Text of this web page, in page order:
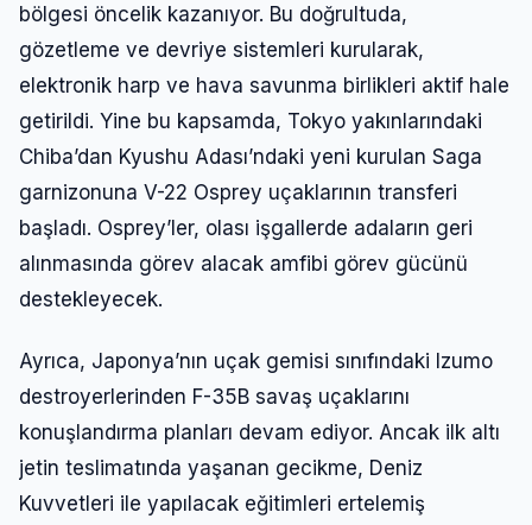
bölgesi öncelik kazanıyor. Bu doğrultuda,
gözetleme ve devriye sistemleri kurularak,
elektronik harp ve hava savunma birlikleri aktif hale
getirildi. Yine bu kapsamda, Tokyo yakınlarındaki
Chiba’dan Kyushu Adası’ndaki yeni kurulan Saga
garnizonuna V-22 Osprey uçaklarının transferi
başladı. Osprey’ler, olası işgallerde adaların geri
alınmasında görev alacak amfibi görev gücünü
destekleyecek.
Ayrıca, Japonya’nın uçak gemisi sınıfındaki Izumo
destroyerlerinden F-35B savaş uçaklarını
konuşlandırma planları devam ediyor. Ancak ilk altı
jetin teslimatında yaşanan gecikme, Deniz
Kuvvetleri ile yapılacak eğitimleri ertelemiş